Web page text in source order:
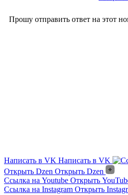
Прошу отправить ответ на этот
Написать в VK Написать в VK
Открыть Dzen Открыть Dzen
Ссылка на Youtube Открыть
Ссылка на Instagram Открыть